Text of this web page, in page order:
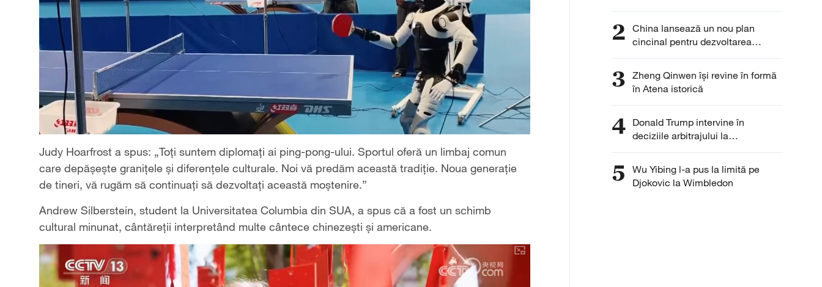
Judy Hoarfrost a spus: „Toți suntem diplomați ai ping-pong-ului. Sportul oferă un limbaj comun
care depășește granițele și diferențele culturale. Noi vă predăm această tradiție. Noua generație
de tineri, vă rugăm să continuați să dezvoltați această moștenire.”
Andrew Silberstein, student la Universitatea Columbia din SUA, a spus că a fost un schimb
cultural minunat, cântăreții interpretând multe cântece chinezești și americane.
2 China lansează un nou plan
cincinal pentru dezvoltarea
sportului de masă și a
3 Zheng Qinwen își revine în formă
în Atena istorică
4 Donald Trump intervine în
deciziile arbitrajului la
Campionatul Mondial, echipa
5
Wu Yibing l-a pus la limită pe
Djokovic la Wimbledon